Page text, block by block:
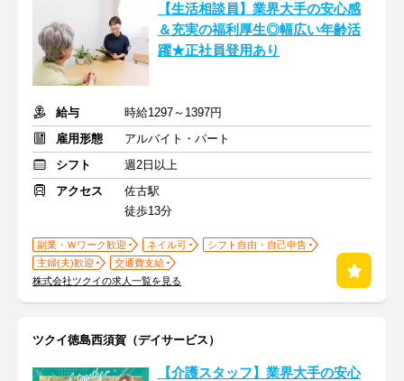
【生活相談員】業界大手の安心感
＆充実の福利厚生◎幅広い年齢活
躍★正社員登用あり
給与
時給1297～1397円
雇用形態
アルバイト・パート
シフト
週2日以上
アクセス
佐古駅
徒歩13分
副業・Ｗワーク歓迎 ネイル可
シフト自由・自己申告
主婦(夫)歓迎
交通費支給
株式会社ツクイの求人一覧を見る
ツクイ徳島西須賀（デイサービス）
【介護スタッフ】業界大手の安心